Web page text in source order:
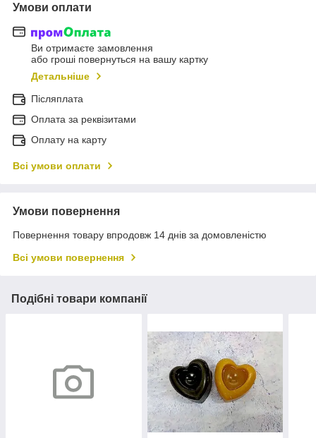
Умови оплати
Ви отримаєте замовлення
або гроші повернуться на вашу картку
Детальніше
Післяплата
Оплата за реквізитами
Оплату на карту
Всі умови оплати
Умови повернення
Повернення товару впродовж 14 днів за домовленістю
Всі умови повернення
Подібні товари компанії